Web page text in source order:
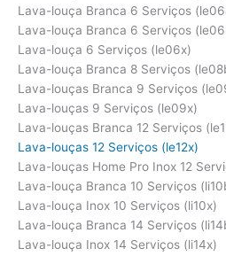
Lava-louça Branca 6 Serviços
Lava-louça Branca 6 Serviços
Lava-louça 6 Serviços (le06x)
Lava-louça Branca 8 Serviços
Lava-louças Branca 9 Serviços
Lava-louças 9 Serviços (le09x)
Lava-louças Branca 12 Serviços
Lava-louças 12 Serviços (le12x)
Lava-louças Home Pro Inox 12
Lava-louça Branca 10 Serviços
Lava-louça Inox 10 Serviços (li10x)
Lava-louça Branca 14 Serviços
Lava-louça Inox 14 Serviços (li14x)